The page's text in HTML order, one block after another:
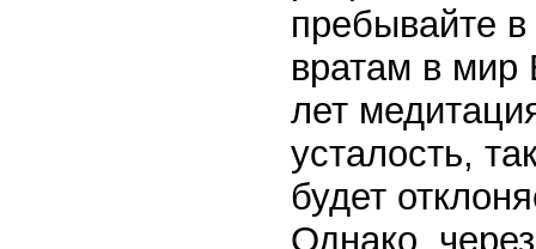
пребывайте
вратам в мир
лет
усталость,
будет
Однако,